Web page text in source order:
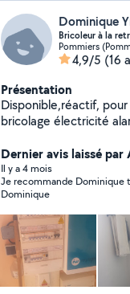
Dominique
Bricoleur à la
Pommiers
4,9/5 (16
Présentation
Disponible,réactif, pour différents petits travaux
bricolage électricité alarme
Dernier avis laissé
Il y a 4 mois
Je recommande Dominique
Dominique